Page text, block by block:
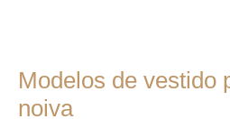
Modelos de vestido
noiva